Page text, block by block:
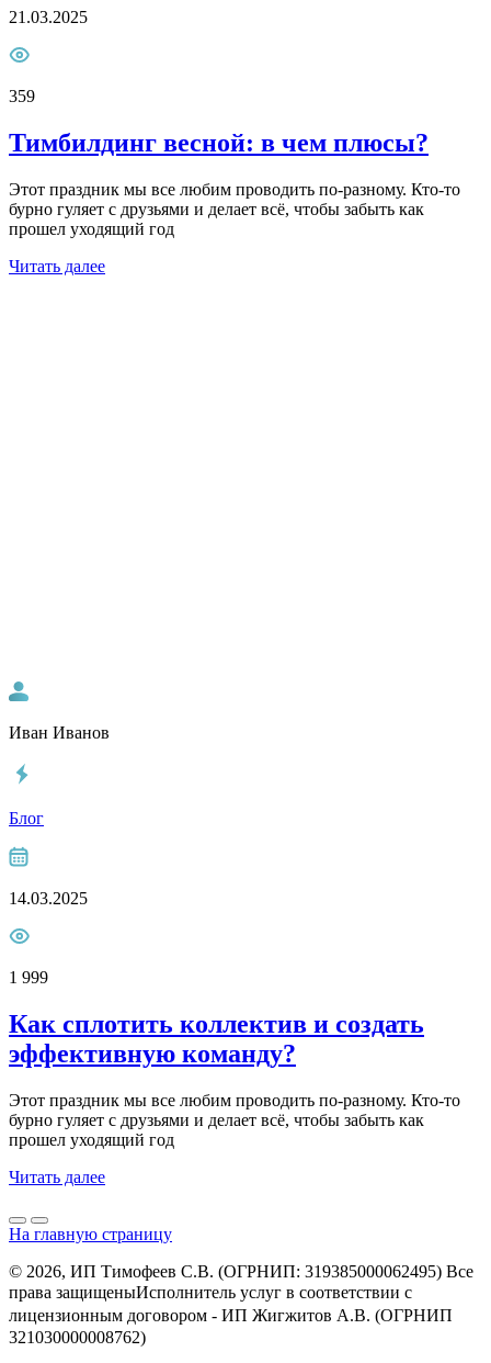
21.03.2025
359
Тимбилдинг весной: в чем плюсы?
Этот праздник мы все любим проводить по-разному. Кто-то
бурно гуляет с друзьями и делает всё, чтобы забыть как
прошел уходящий год
Читать далее
Иван Иванов
Блог
14.03.2025
1 999
Как сплотить коллектив и создать
эффективную команду?
Этот праздник мы все любим проводить по-разному. Кто-то
бурно гуляет с друзьями и делает всё, чтобы забыть как
прошел уходящий год
Читать далее
На главную страницу
© 2026, ИП Тимофеев С.В. (ОГРНИП: 319385000062495) Все
права защищеныㅤㅤㅤㅤㅤㅤㅤㅤㅤㅤИсполнитель услуг в соответствии с
лицензионным договором - ㅤㅤㅤㅤㅤㅤИП Жигжитов А.В. (ОГРНИП
321030000008762)